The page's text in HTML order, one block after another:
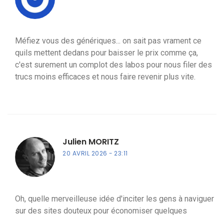
Méfiez vous des génériques... on sait pas vrament ce
quils mettent dedans pour baisser le prix comme ça,
c'est surement un complot des labos pour nous filer des
trucs moins efficaces et nous faire revenir plus vite.
Julien MORITZ
20 AVRIL 2026 23:11
Oh, quelle merveilleuse idée d'inciter les gens à naviguer
sur des sites douteux pour économiser quelques